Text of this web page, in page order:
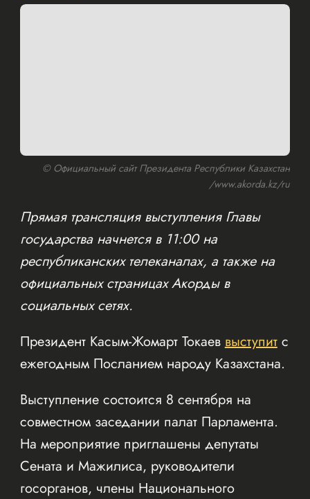
© Официальный сайт Президента Республики Казахстан
/www.akorda.kz/ru
Прямая трансляция выступления Главы
государства начнется в 11:00 на
республиканских телеканалах, а также на
официальных страницах Акорды в
социальных сетях.
Президент Касым-Жомарт Токаев выступитс
ежегодным Посланием народу Казахстана.
Выступление состоится 8 сентября на
совместном заседании палат Парламента.
На мероприятие приглашены депутаты
Сената и Мажилиса, руководители
госорганов, члены Национального